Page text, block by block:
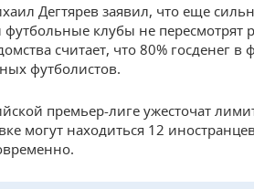
Дегтярев заявил, что еще
клубы не пересмотрят
считает, что 80% госденег в
футболистов.
премьер-лиге ужесточат
могут находиться 12